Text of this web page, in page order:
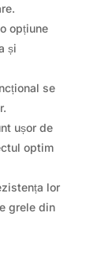
opțiune
și
se
ușor de
optim
lor
grele din